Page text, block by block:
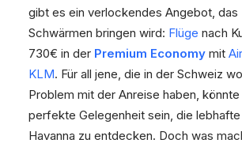
gibt es ein verlockendes Angebot, das
Schwärmen bringen wird: Flüge nach
730€ in der Premium Economy mit
KLM. Für all jene, die in der Schweiz
Problem mit der Anreise haben,
perfekte Gelegenheit sein, die
Havanna zu entdecken. Doch was